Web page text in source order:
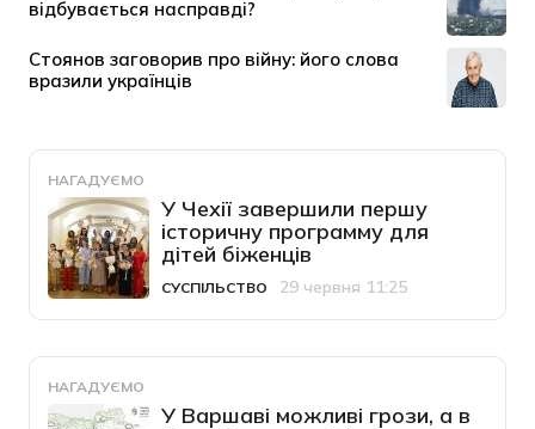
НАГАДУЄМО
У Чехії завершили першу
історичну программу для
дітей біженців
Категорія
СУСПІЛЬСТВО
Дата публікації29 червня 11:25
НАГАДУЄМО
У Варшаві можливі грози, а в